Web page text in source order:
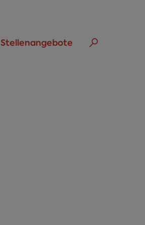
Stellenangebote